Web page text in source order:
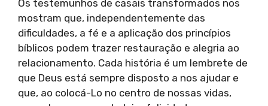
Os testemunhos de casais transformados nos
mostram que, independentemente das
dificuldades, a fé e a aplicação dos princípios
bíblicos podem trazer restauração e alegria ao
relacionamento. Cada história é um lembrete de
que Deus está sempre disposto a nos ajudar e
que, ao colocá-Lo no centro de nossas vidas,